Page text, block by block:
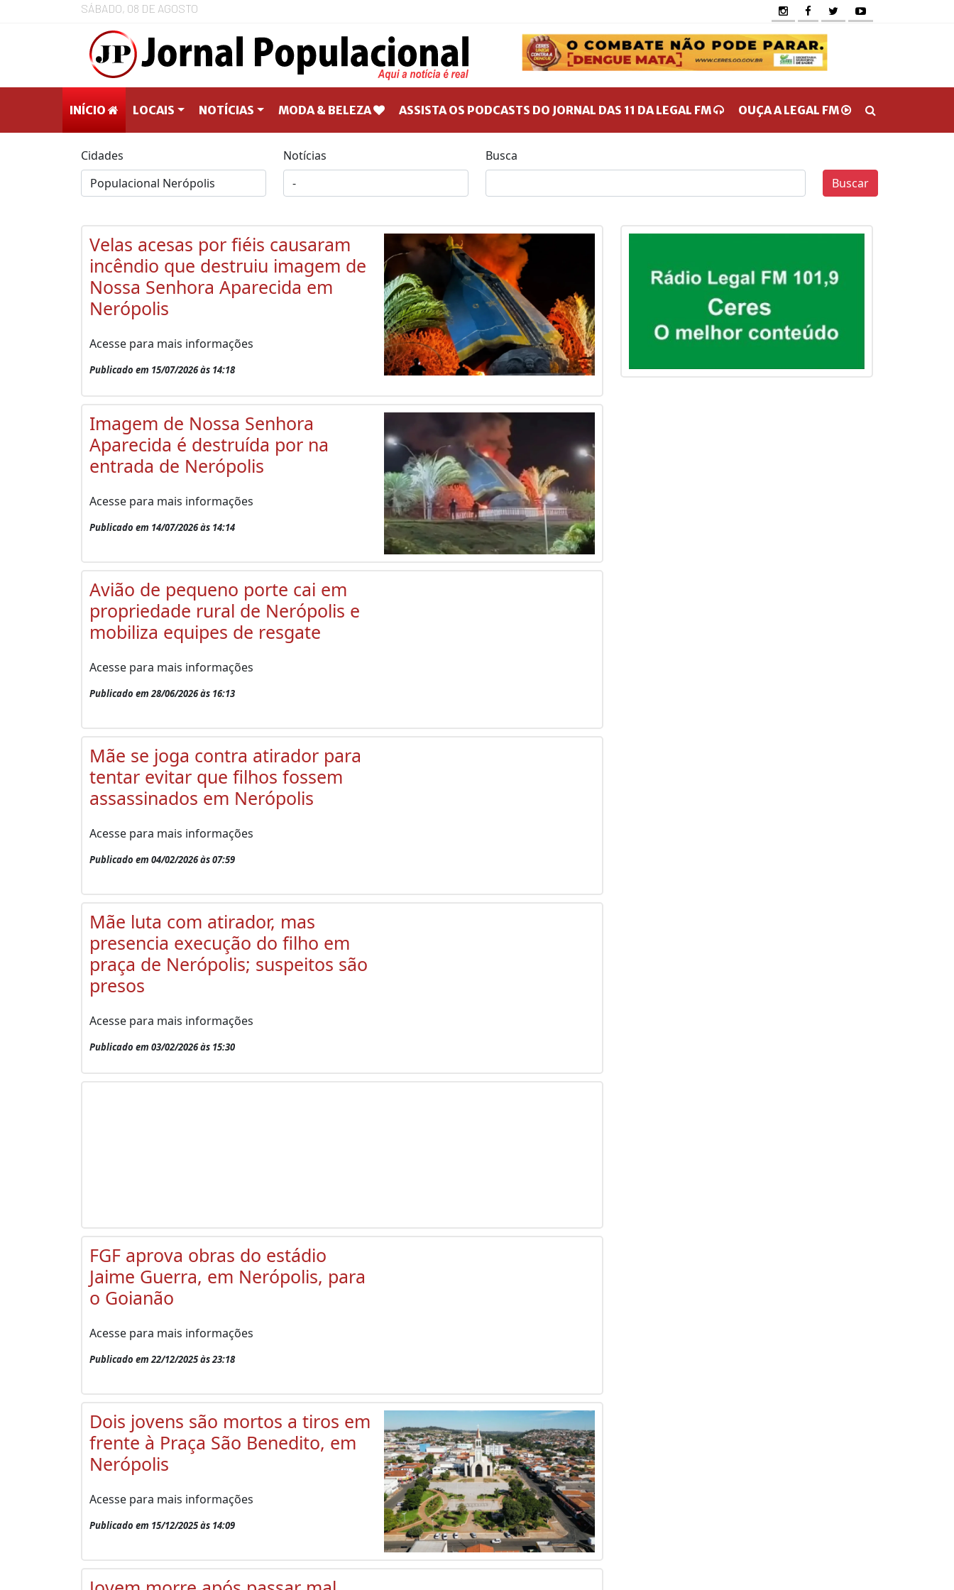
SÁBADO, 08 DE AGOSTO
INÍCIO LOCAIS NOTÍCIAS MODA & BELEZA ASSISTA OS PODCASTS DO JORNAL DAS 11 DA LEGAL FM OUÇA A LEGAL FM
Cidades Notícias
Busca
Buscar
Velas acesas por fiéis causaram
incêndio que destruiu imagem de
Nossa Senhora Aparecida em
Nerópolis
Acesse para mais informações
Publicado em 15/07/2026 às 14:18
Imagem de Nossa Senhora
Aparecida é destruída por na
entrada de Nerópolis
Acesse para mais informações
Publicado em 14/07/2026 às 14:14
Avião de pequeno porte cai em
propriedade rural de Nerópolis e
mobiliza equipes de resgate
Acesse para mais informações
Publicado em 28/06/2026 às 16:13
Mãe se joga contra atirador para
tentar evitar que filhos fossem
assassinados em Nerópolis
Acesse para mais informações
Publicado em 04/02/2026 às 07:59
Mãe luta com atirador, mas
presencia execução do filho em
praça de Nerópolis; suspeitos são
presos
Acesse para mais informações
Publicado em 03/02/2026 às 15:30
FGF aprova obras do estádio
Jaime Guerra, em Nerópolis, para
o Goianão
Acesse para mais informações
Publicado em 22/12/2025 às 23:18
Dois jovens são mortos a tiros em
frente à Praça São Benedito, em
Nerópolis
Acesse para mais informações
Publicado em 15/12/2025 às 14:09